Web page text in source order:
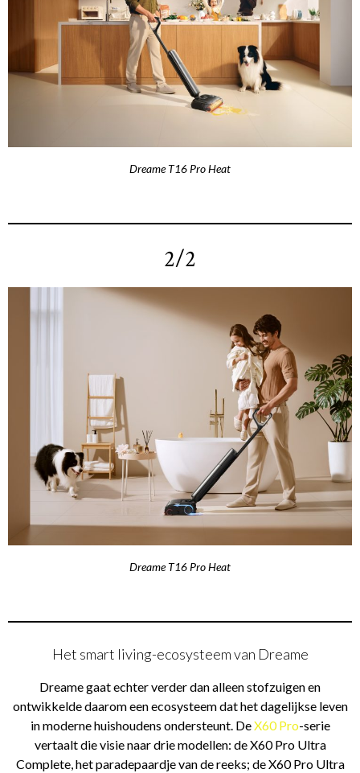
Dreame T16 Pro Heat
2/2
Dreame T16 Pro Heat
Het smart living-ecosysteem van Dreame
Dreame gaat echter verder dan alleen stofzuigen en
ontwikkelde daarom een ecosysteem dat het dagelijkse leven
in moderne huishoudens ondersteunt. DeX60 Pro-serie
vertaalt die visie naar drie modellen: de X60 Pro Ultra
Complete, het paradepaardje van de reeks; de X60 Pro Ultra